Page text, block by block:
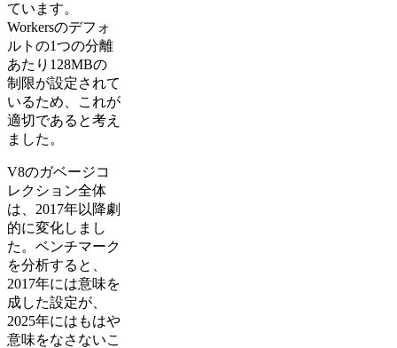
ています。
Workersのデフォ
ルトの1つの分離
あたり128MBの
制限が設定されて
いるため、これが
適切であると考え
ました。
V8のガベージコ
レクション全体
は、2017年以降劇
的に変化しまし
た。ベンチマーク
を分析すると、
2017年には意味を
成した設定が、
2025年にはもはや
意味をなさないこ